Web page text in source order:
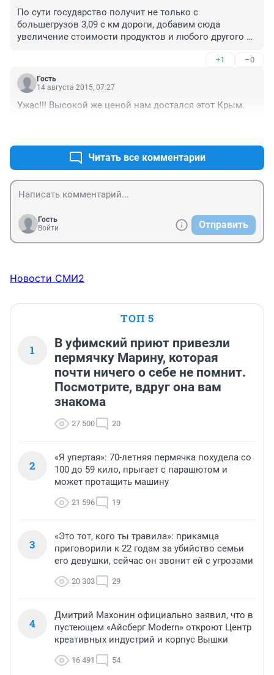
Ночью встану у окна
И стою всю ночь без сна -
Все волнуюсь об Расее,
Леонид Филатов. "Про Федота-стрельца, удалого
молодца." 1985 г.
По сути государство получит не только с
большегрузов 3,09 с км дороги, добавим сюда
увеличение стоимости продуктов и любого другого
приводит к увелечению НДС, который плятят все
граждане РФ будь то водители или пешеходы.
Да и в целом выше цены, выше продажа с единицы
кг помидор или чего угодно по увеличенной цене,
+1 –0
Гость
14 августа 2015, 07:27
Ужас!!! Высокой же ценой нам достался этот Крым.
Читать все комментарии
Гость
Войти
Отправить
Новости СМИ2
ТОП 5
1
В уфимский приют привезли
пермячку Марину, которая
почти ничего о себе не помнит.
Посмотрите, вдруг она вам
знакома
27 500 20
2
«Я упертая»: 70-летняя пермячка похудела со
100 до 59 кило, прыгает с парашютом и
может протащить машину
21 596 19
3
«Это тот, кого ты травила»: прикамца
приговорили к 22 годам за убийство семьи
его девушки, сейчас он звонит ей с угрозами
20 303 29
4
Дмитрий Махонин официально заявил, что в
пустеющем «Айсберг Modern» откроют Центр
креативных индустрий и корпус Вышки
16 491 54